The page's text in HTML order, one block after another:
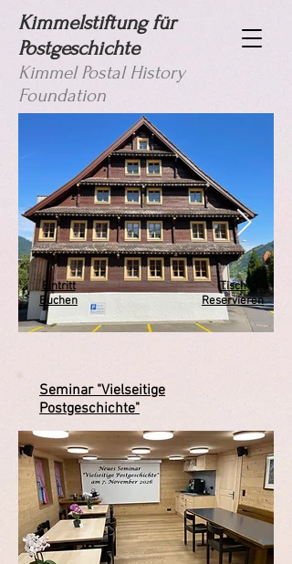
Kimmelstiftung für
Postgeschichte
Kimmel Postal History
Foundation
Tisch
Reservieren
Eintritt
Buchen
Seminar "Vielseitige
Postgeschichte"